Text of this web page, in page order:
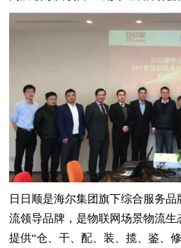
日日顺是海尔集团旗下综合服务
流领导品牌，是物联网场景物流
提供“仓、干、配、装、揽、鉴、